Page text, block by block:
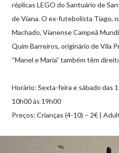
réplicas LEGO do Santuário de
de Viana. O ex-futebolista Tiago,
Machado, Vianense Campeã
Quim Barreiros, originário de Vila
“Manel e Maria” também têm
Horário: Sexta-feira e sábado das
10h00 às 19h00
Preços: Crianças (4-10) – 2€ |